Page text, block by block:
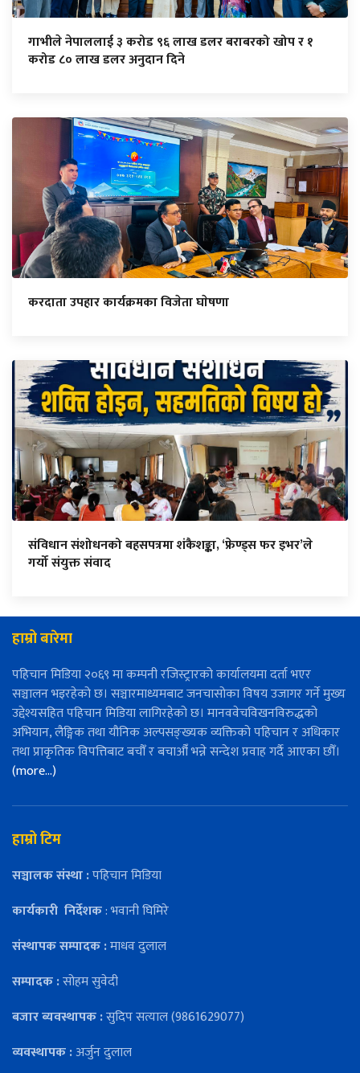
गाभीले नेपाललाई ३ करोड ९६ लाख डलर बराबरको खोप र १
करोड ८० लाख डलर अनुदान दिने
करदाता उपहार कार्यक्रमका विजेता घाेषणा
संविधान संशोधनको बहसपत्रमा शंकैशङ्का, ‘फ्रेण्ड्स फर इभर’ले
गर्यो संयुक्त संवाद
हाम्रो बारेमा
पहिचान मिडिया २०६९ मा कम्पनी रजिस्ट्रारको कार्यालयमा दर्ता भएर
सञ्चालन भइरहेको छ। सञ्चारमाध्यमबाट जनचासोका विषय उजागर गर्ने मुख्य
उद्देश्यसहित पहिचान मिडिया लागिरहेको छ। मानववेचविखनविरुद्धको
अभियान, लैङ्गिक तथा यौनिक अल्पसङ्ख्यक व्यक्तिको पहिचान र अधिकार
तथा प्राकृतिक विपत्तिबाट बचौँ र बचाऔँ भन्ने सन्देश प्रवाह गर्दै आएका छौँ।
(more…)
हाम्रो टिम
सञ्चालक संस्था :पहिचान मिडिया
कार्यकारी निर्देशक: भवानी घिमिरे
संस्थापक सम्पादक :माधव दुलाल
सम्पादक :सोहम सुवेदी
बजार ब्यवस्थापक :सुदिप सत्याल (9861629077)
व्यवस्थापक :अर्जुन दुलाल